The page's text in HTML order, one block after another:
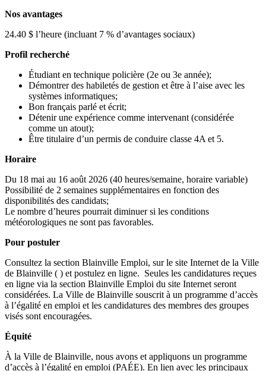
Nos avantages
24.40 $ l’heure (incluant 7 % d’avantages sociaux)
Profil recherché
Étudiant en technique policière (2e ou 3e année);
Démontrer des habiletés de gestion et être à l’aise avec les
systèmes informatiques;
Bon français parlé et écrit;
Détenir une expérience comme intervenant (considérée
comme un atout);
Être titulaire d’un permis de conduire classe 4A et 5.
Horaire
Du 18 mai au 16 août 2026 (40 heures/semaine, horaire variable)
Possibilité de 2 semaines supplémentaires en fonction des
disponibilités des candidats;
Le nombre d’heures pourrait diminuer si les conditions
météorologiques ne sont pas favorables.
Pour postuler
Consultez la section Blainville Emploi, sur le site Internet de la Ville
de Blainville ( ) et postulez en ligne. Seules les candidatures reçues
en ligne via la section Blainville Emploi du site Internet seront
considérées. La Ville de Blainville souscrit à un programme d’accès
à l’égalité en emploi et les candidatures des membres des groupes
visés sont encouragées.
Équité
À la Ville de Blainville, nous avons et appliquons un programme
d’accès à l’égalité en emploi (PAÉE). En lien avec les principaux